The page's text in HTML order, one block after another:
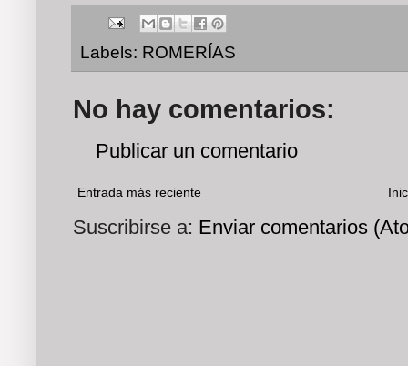
Labels: ROMERÍAS
No hay comentarios:
Publicar un comentario
Entrada más reciente
Suscribirse a: Enviar comentarios